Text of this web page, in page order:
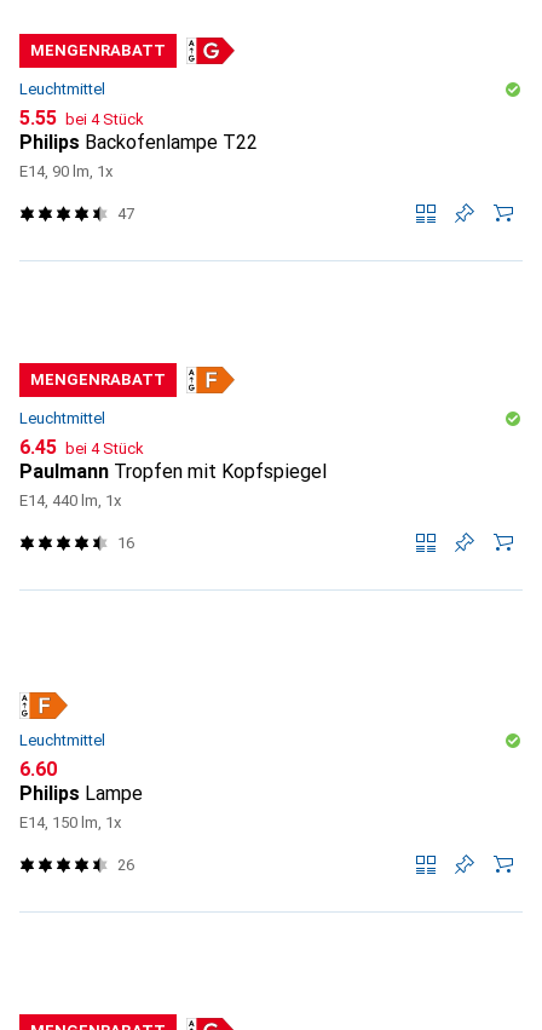
MENGENRABATT
Leuchtmittel
CHF
5.55 bei 4 Stück
Philips Backofenlampe T22
E14, 90 lm, 1x
47
MENGENRABATT
Leuchtmittel
CHF
6.45 bei 4 Stück
Paulmann Tropfen mit Kopfspiegel
E14, 440 lm, 1x
16
Leuchtmittel
CHF
6.60
Philips Lampe
E14, 150 lm, 1x
26